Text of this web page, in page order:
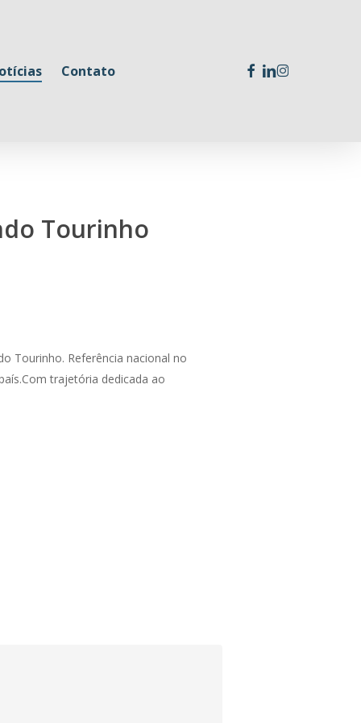
Contato facebook
linkedin
instagram
Tourinho
Tourinho. Referência nacional no
trajetória dedicada ao